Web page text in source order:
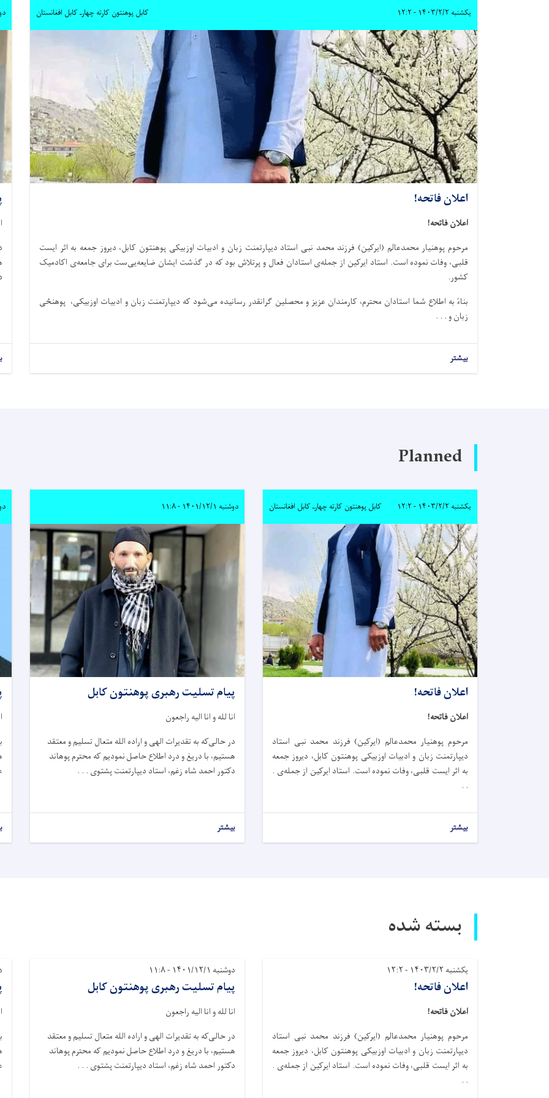
یکشنبه ۱۴۰۳/۲/۲ - ۱۲:۲ کابل پوهنتون کارته چهارـ کابل افغانستان
اعلان فاتحه!
اعلان فاتحه!
مرحوم پوهنیار محمدعالم (ایرکین) فرزند محمد نبی استاد دیپارتمنت زبان و ادبیات اوزبیکی پوهنتون کابل، دیروز جمعه به اثر ایست
قلبی، وفات نموده است. استاد ایرکین از جمله‌ی استادان فعال و پرتلاش بود که در گذشت ایشان ضایعه‌یی‌ست برای جامعه‌ی اکادمیک
کشور.
بناءً به اطلاع شما استادان محترم، کارمندان عزیز و محصلین گرانقدر رسانیده می‌شود که دیپارتمنت زبان و ادبیات اوزبیکی، پوهنځی
زبان و . . .
بیشتر
Planned
یکشنبه ۱۴۰۳/۲/۲ - ۱۲:۲ کابل پوهنتون کارته چهارـ کابل افغانستان
اعلان فاتحه!
اعلان فاتحه!
مرحوم پوهنیار محمدعالم (ایرکین) فرزند محمد نبی استاد
دیپارتمنت زبان و ادبیات اوزبیکی پوهنتون کابل، دیروز جمعه
به اثر ایست قلبی، وفات نموده است. استاد ایرکین از جمله‌ی .
. .
بیشتر
دوشنبه ۱۴۰۱/۱۲/۱ - ۱۱:۸
پیام تسلیت رهبری پوهنتون کابل
انا لله و انا الیه راجعون
در حالی‌که به‌ تقدیرات الهی و اراده الله متعال تسلیم و معتقد
هستیم، با دریغ و درد اطلاع حاصل نمودیم که محترم‌ پوهاند
دکتور احمد شاه زغم، استاد دیپارتمنت پشتوی . . .
بیشتر
بسته شده
یکشنبه ۱۴۰۳/۲/۲ - ۱۲:۲
اعلان فاتحه!
اعلان فاتحه!
مرحوم پوهنیار محمدعالم (ایرکین) فرزند محمد نبی استاد
دیپارتمنت زبان و ادبیات اوزبیکی پوهنتون کابل، دیروز جمعه
به اثر ایست قلبی، وفات نموده است. استاد ایرکین از جمله‌ی .
. .
دوشنبه ۱۴۰۱/۱۲/۱ - ۱۱:۸
پیام تسلیت رهبری پوهنتون کابل
انا لله و انا الیه راجعون
در حالی‌که به‌ تقدیرات الهی و اراده الله متعال تسلیم و معتقد
هستیم، با دریغ و درد اطلاع حاصل نمودیم که محترم‌ پوهاند
دکتور احمد شاه زغم، استاد دیپارتمنت پشتوی . . .